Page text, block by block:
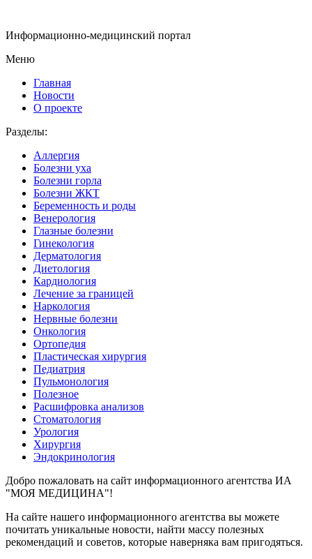
Информационно-медицинский портал
Меню
Главная
Новости
О проекте
Разделы:
Аллергия
Болезни уха
Болезни горла
Болезни ЖКТ
Беременность и роды
Венерология
Глазные болезни
Гинекология
Дерматология
Диетология
Кардиология
Лечение за границей
Наркология
Нервные болезни
Онкология
Ортопедия
Пластическая хирургия
Педиатрия
Пульмонология
Полезное
Расшифровка анализов
Стоматология
Урология
Хирургия
Эндокринология
Добро пожаловать на сайт информационного агентства ИА
"МОЯ МЕДИЦИНА"!
На сайте нашего информационного агентства вы можете
почитать уникальные новости, найти массу полезных
рекомендаций и советов, которые наверняка вам пригодяться.